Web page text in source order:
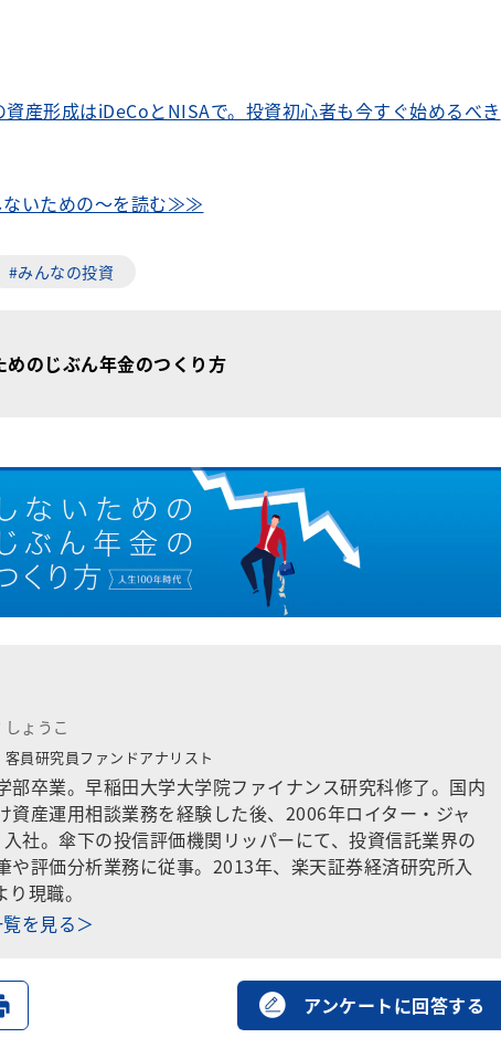
産形成はiDeCoとNISAで。投資初心者も今すぐ始めるべき
ないための～を読む≫≫
#みんなの投資
のじぶん年金のつくり方
しょうこ
客員研究員ファンドアナリスト
部卒業。早稲田大学大学院ファイナンス研究科修了。国内
資産運用相談業務を経験した後、2006年ロイター・ジャ
社。傘下の投信評価機関リッパーにて、投資信託業界の
や評価分析業務に従事。2013年、楽天証券経済研究所入
現職。
を見る＞
アンケートに回答する